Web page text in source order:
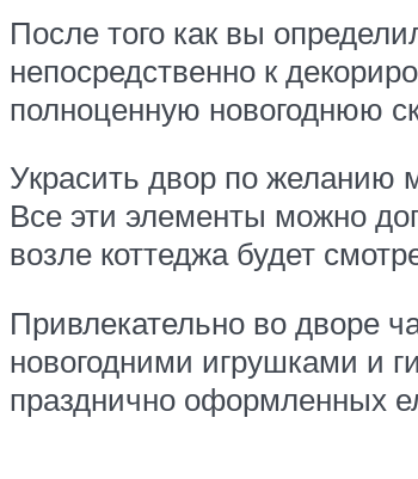
После того как вы
непосредственно к
полноценную новогоднюю
Украсить двор по желанию
Все эти элементы можно
возле коттеджа будет
Привлекательно во дворе
новогодними игрушками и
празднично оформленных